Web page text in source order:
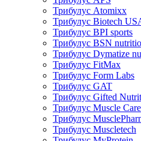
Трибулус Atomixx
Трибулус Biotech
Трибулус BPI sports
Трибулус BSN
Трибулус Dymatize
Трибулус FitMax
Трибулус Form Labs
Трибулус GAT
Трибулус Gifted
Трибулус Muscle Care
Трибулус
Трибулус Muscletech